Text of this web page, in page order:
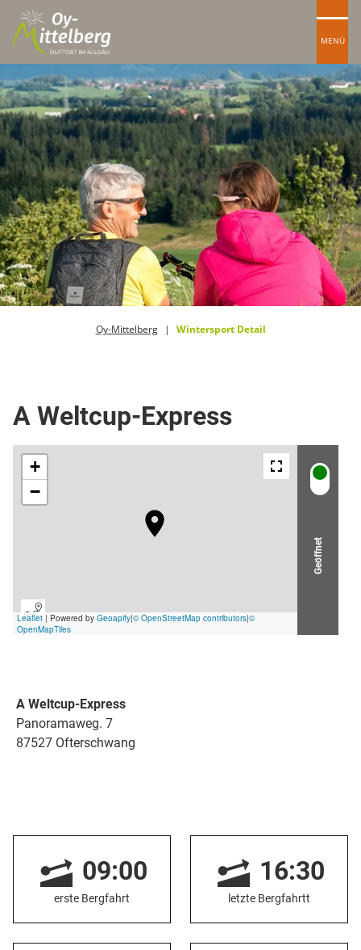
MENÜ
Oy-Mittelberg Wintersport Detail
A Weltcup-Express
Geöffnet
A Weltcup-Express
Panoramaweg. 7
87527 Ofterschwang
09:00
erste Bergfahrt
16:30
letzte Bergfahrtt